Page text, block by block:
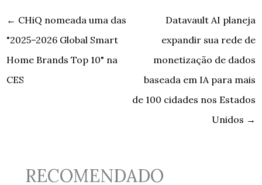
← CHiQ nomeada uma das
"2025–2026 Global Smart
Home Brands Top 10" na
CES
Datavault AI planeja
expandir sua rede de
monetização de dados
baseada em IA para mais
de 100 cidades nos Estados
Unidos →
RECOMENDADO